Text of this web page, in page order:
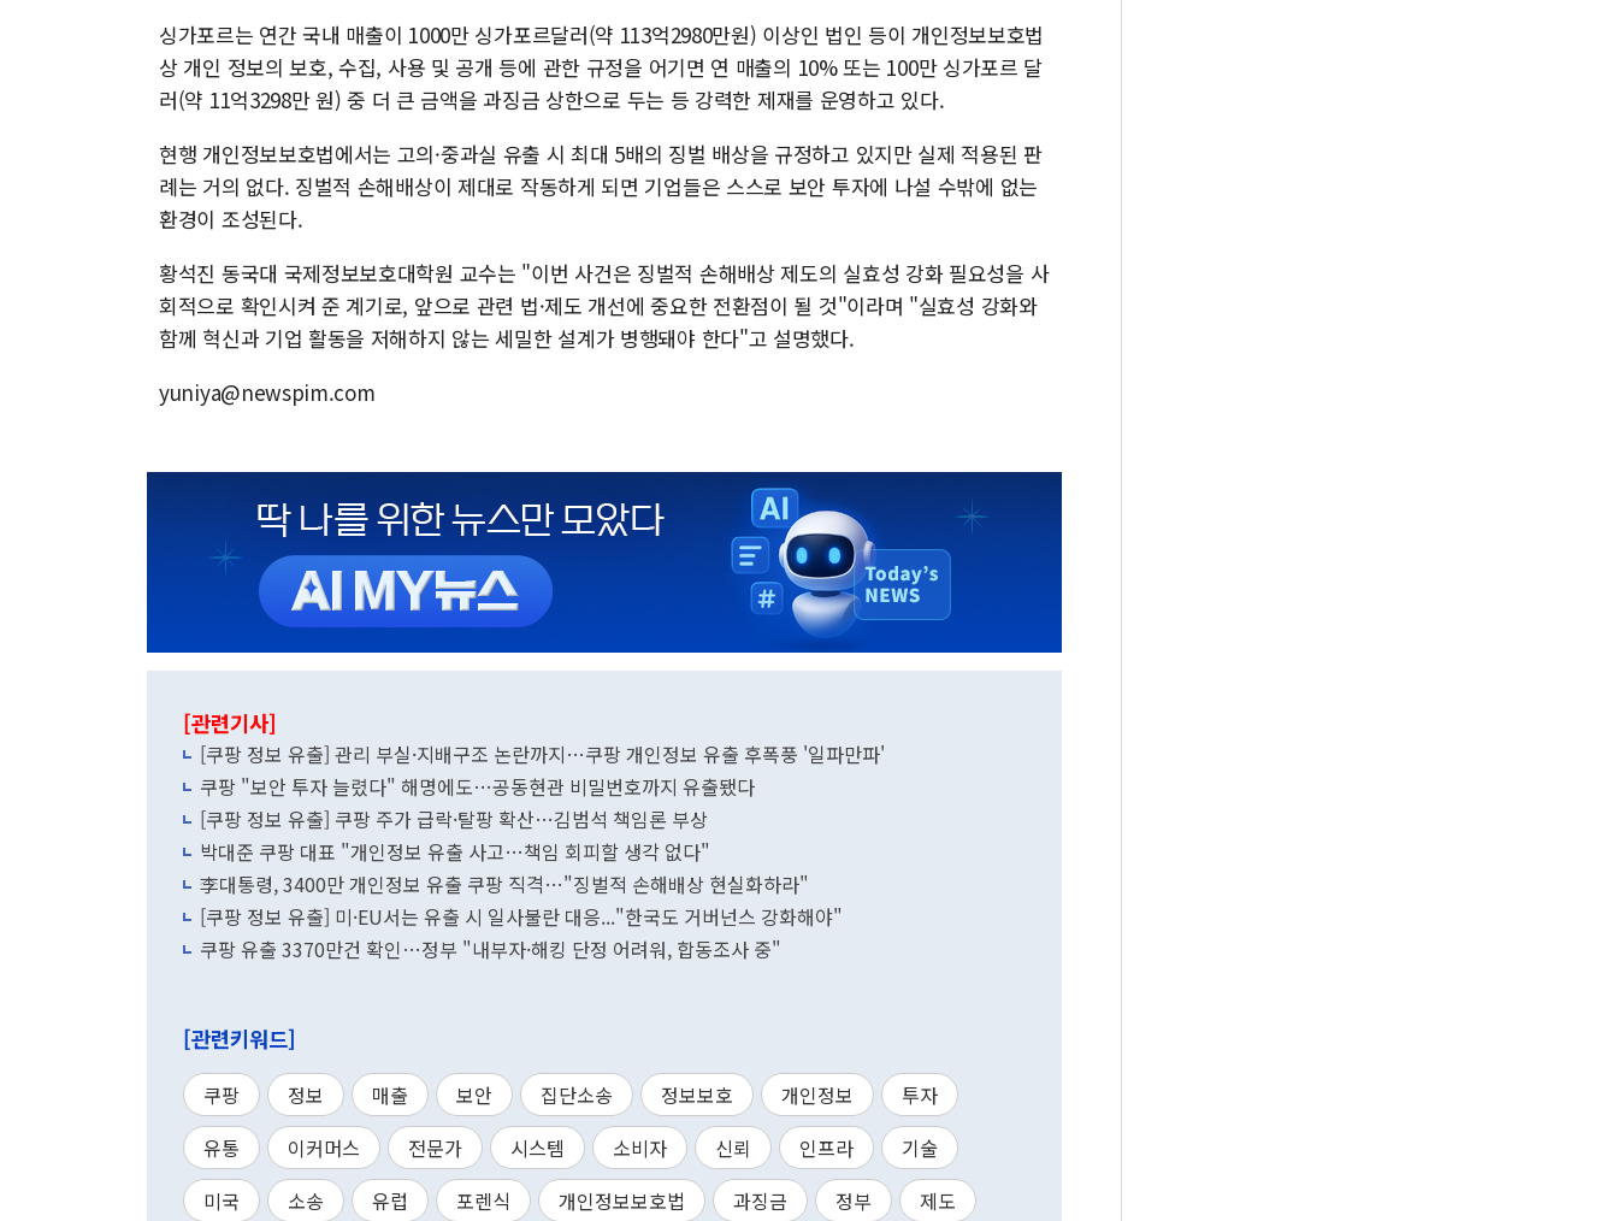
싱가포르는 연간 국내 매출이 1000만 싱가포르달러(약 113억2980만원) 이상인 법인 등이 개인정보보호법
상 개인 정보의 보호, 수집, 사용 및 공개 등에 관한 규정을 어기면 연 매출의 10% 또는 100만 싱가포르 달
러(약 11억3298만 원) 중 더 큰 금액을 과징금 상한으로 두는 등 강력한 제재를 운영하고 있다.
현행 개인정보보호법에서는 고의·중과실 유출 시 최대 5배의 징벌 배상을 규정하고 있지만 실제 적용된 판
례는 거의 없다. 징벌적 손해배상이 제대로 작동하게 되면 기업들은 스스로 보안 투자에 나설 수밖에 없는
환경이 조성된다.
황석진 동국대 국제정보보호대학원 교수는 "이번 사건은 징벌적 손해배상 제도의 실효성 강화 필요성을 사
회적으로 확인시켜 준 계기로, 앞으로 관련 법·제도 개선에 중요한 전환점이 될 것"이라며 "실효성 강화와
함께 혁신과 기업 활동을 저해하지 않는 세밀한 설계가 병행돼야 한다"고 설명했다.
yuniya@newspim.com
[관련기사]
[쿠팡 정보 유출] 관리 부실·지배구조 논란까지…쿠팡 개인정보 유출 후폭풍 '일파만파'
쿠팡 "보안 투자 늘렸다" 해명에도…공동현관 비밀번호까지 유출됐다
[쿠팡 정보 유출] 쿠팡 주가 급락·탈팡 확산…김범석 책임론 부상
박대준 쿠팡 대표 "개인정보 유출 사고…책임 회피할 생각 없다"
李대통령, 3400만 개인정보 유출 쿠팡 직격…"징벌적 손해배상 현실화하라"
[쿠팡 정보 유출] 미·EU서는 유출 시 일사불란 대응..."한국도 거버넌스 강화해야"
쿠팡 유출 3370만건 확인…정부 "내부자·해킹 단정 어려워, 합동조사 중"
[관련키워드]
쿠팡 정보 매출 보안 집단소송 정보보호 개인정보
투자
유통
이커머스 전문가 시스템 소비자 신뢰 인프라
기술
미국
소송 유럽 포렌식 개인정보보호법 과징금 정부 제도